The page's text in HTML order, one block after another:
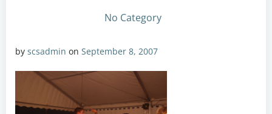
No Category
by scsadmin on September 8, 2007